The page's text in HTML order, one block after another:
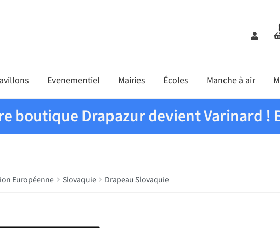
Evenementiel Mairies Écoles Manche à air
boutique Drapazur devient Varinard !
Européenne Slovaquie Drapeau Slovaquie